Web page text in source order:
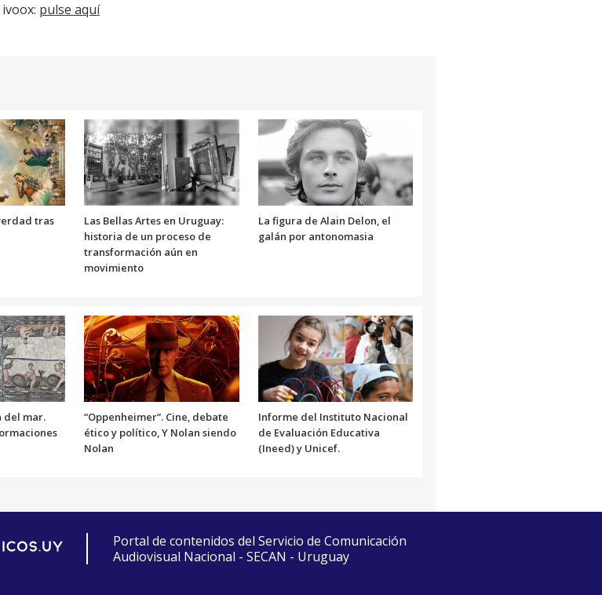
el
volumen.
pulse aquí
tras
Las Bellas Artes en Uruguay:
historia de un proceso de
transformación aún en
movimiento
La figura de Alain Delon, el
galán por antonomasia
del mar.
“Oppenheimer”. Cine, debate
ético y político, Y Nolan siendo
Nolan
Informe del Instituto Nacional
de Evaluación Educativa
(Ineed) y Unicef.
Portal de contenidos del Servicio de Comunicación
Audiovisual Nacional - SECAN - Uruguay